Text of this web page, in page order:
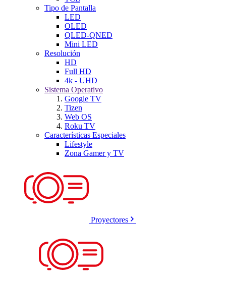
Tipo de Pantalla
LED
OLED
QLED-QNED
Mini LED
Resolución
HD
Full HD
4k - UHD
Sistema Operativo
Google TV
Tizen
Web OS
Roku TV
Características Especiales
Lifestyle
Zona Gamer y TV
Proyectores